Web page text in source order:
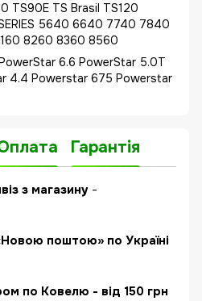
TS90E TS Brasil TS120
5640 6640 7740 7840
8260 8360 8560
6.6 PowerStar 5.0T
4.4 Powerstar 675 Powerstar
Гарантія
з магазину -
поштою» по Україні
по Ковелю - від 150 грн